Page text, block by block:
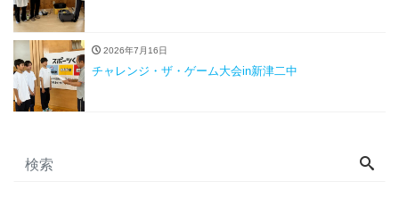
2026年7月16日
チャレンジ・ザ・ゲーム大会in新津二中